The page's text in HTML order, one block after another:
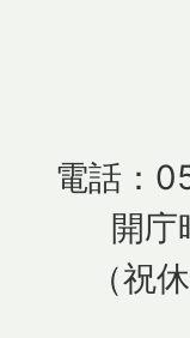
電話：
開庁
（祝